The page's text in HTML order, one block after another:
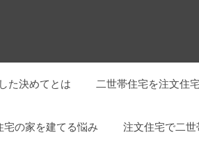
た決めてとは 二世帯住宅を注文住
の家を建てる悩み 注文住宅で二